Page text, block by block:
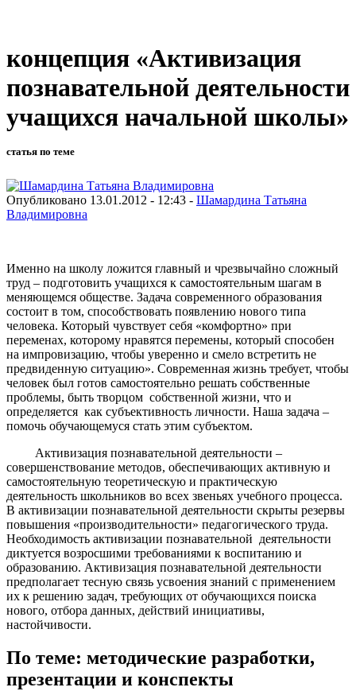
концепция «Активизация
познавательной деятельности
учащихся начальной школы»
статья по теме
Опубликовано 13.01.2012 - 12:43 - Шамардина Татьяна
Владимировна
Именно на школу ложится главный и чрезвычайно сложный
труд – подготовить учащихся к самостоятельным шагам в
меняющемся обществе. Задача современного образования
состоит в том, способствовать появлению нового типа
человека. Который чувствует себя «комфортно» при
переменах, которому нравятся перемены, который способен
на импровизацию, чтобы уверенно и смело встретить не
предвиденную ситуацию». Современная жизнь требует, чтобы
человек был готов самостоятельно решать собственные
проблемы, быть творцом собственной жизни, что и
определяется как субъективность личности. Наша задача –
помочь обучающемуся стать этим субъектом.
Активизация познавательной деятельности –
совершенствование методов, обеспечивающих активную и
самостоятельную теоретическую и практическую
деятельность школьников во всех звеньях учебного процесса.
В активизации познавательной деятельности скрыты резервы
повышения «производительности» педагогического труда.
Необходимость активизации познавательной деятельности
диктуется возросшими требованиями к воспитанию и
образованию. Активизация познавательной деятельности
предполагает тесную связь усвоения знаний с применением
их к решению задач, требующих от обучающихся поиска
нового, отбора данных, действий инициативы,
настойчивости.
По теме: методические разработки,
презентации и конспекты